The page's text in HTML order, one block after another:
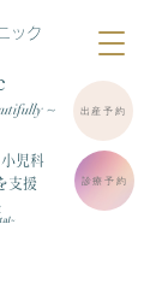
ック
出産予約
~
診療予約
児科
支援